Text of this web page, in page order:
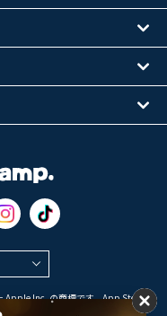
Apple Inc. の商標です。App Store は
です。